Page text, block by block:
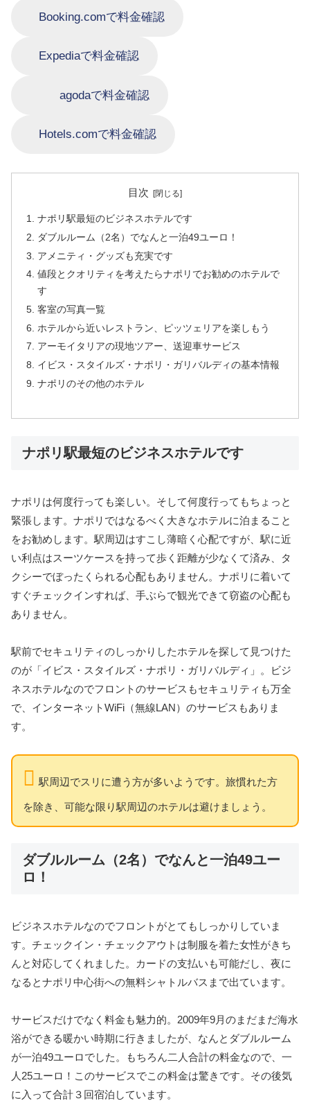
Booking.comで料金確認
Expediaで料金確認
agodaで料金確認
Hotels.comで料金確認
目次
ナポリ駅最短のビジネスホテルです
ダブルルーム（2名）でなんと一泊49ユーロ！
アメニティ・グッズも充実です
値段とクオリティを考えたらナポリでお勧めのホテルで
す
客室の写真一覧
ホテルから近いレストラン、ピッツェリアを楽しもう
アーモイタリアの現地ツアー、送迎車サービス
イビス・スタイルズ・ナポリ・ガリバルディの基本情報
ナポリのその他のホテル
ナポリ駅最短のビジネスホテルです
ナポリは何度行っても楽しい。そして何度行ってもちょっと
緊張します。ナポリではなるべく大きなホテルに泊まること
をお勧めします。駅周辺はすこし薄暗く心配ですが、駅に近
い利点はスーツケースを持って歩く距離が少なくて済み、タ
クシーでぼったくられる心配もありません。ナポリに着いて
すぐチェックインすれば、手ぶらで観光できて窃盗の心配も
ありません。
駅前でセキュリティのしっかりしたホテルを探して見つけた
のが「イビス・スタイルズ・ナポリ・ガリバルディ」。ビジ
ネスホテルなのでフロントのサービスもセキュリティも万全
で、インターネットWiFi（無線LAN）のサービスもありま
す。
駅周辺でスリに遭う方が多いようです。旅慣れた方
を除き、可能な限り駅周辺のホテルは避けましょう。
ダブルルーム（2名）でなんと一泊49ユー
ロ！
ビジネスホテルなのでフロントがとてもしっかりしていま
す。チェックイン・チェックアウトは制服を着た女性がきち
んと対応してくれました。カードの支払いも可能だし、夜に
なるとナポリ中心街への無料シャトルバスまで出ています。
サービスだけでなく料金も魅力的。2009年9月のまだまだ海水
浴ができる暖かい時期に行きましたが、なんとダブルルーム
が一泊49ユーロでした。もちろん二人合計の料金なので、一
人25ユーロ！このサービスでこの料金は驚きです。その後気
に入って合計３回宿泊しています。